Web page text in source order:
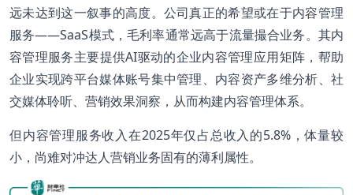
远未达到这一叙事的高度。公司真正的希望或在于内容管理
服务——SaaS模式，毛利率通常远高于流量撮合业务。其内
容管理服务主要提供AI驱动的企业内容管理应用矩阵，帮助
企业实现跨平台媒体账号集中管理、内容资产多维分析、社
交媒体聆听、营销效果洞察，从而构建内容管理体系。
但内容管理服务收入在2025年仅占总收入的5.8%，体量较
小，尚难对冲达人营销业务固有的薄利属性。